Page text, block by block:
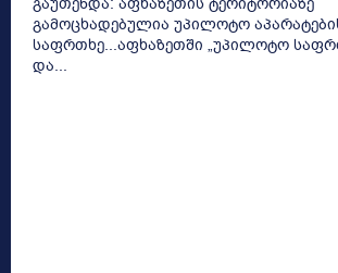
გამოცხადებულია უპილოტო
საფრთხე...აფხაზეთში „უპილოტო
და...